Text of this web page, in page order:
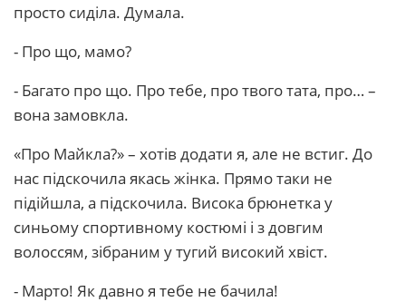
просто сиділа. Думала.
- Про що, мамо?
- Багато про що. Про тебе, про твого тата, про… –
вона замовкла.
«Про Майкла?» – хотів додати я, але не встиг. До
нас підскочила якась жінка. Прямо таки не
підійшла, а підскочила. Висока брюнетка у
синьому спортивному костюмі і з довгим
волоссям, зібраним у тугий високий хвіст.
- Марто! Як давно я тебе не бачила!